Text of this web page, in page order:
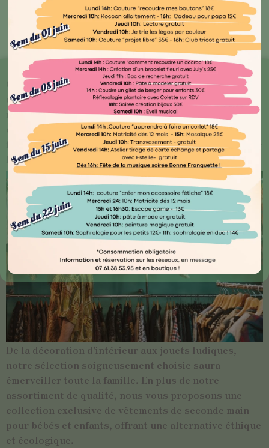
Bout'🖤 Kocoon
Chez Kocoon Family, chaque détail compte ! Plongez
dans notre univers où qualité et originalité se
rencontrent. Explorez notre vaste gamme de produits
conçus avec amour par des artisans normands ou
français, ainsi que des marques renommées telles que
Djego et Le Petit Souk.
De la décoration d’intérieur aux jouets ludiques,
notre sélection soigneusement choisie saura
émerveiller toute la famille. En plus de notre
assortiment de qualité, nous vous proposons une
collection exclusive de vêtements de seconde main
pour bébés et enfants, offrant une alternative éthique
et écologique.